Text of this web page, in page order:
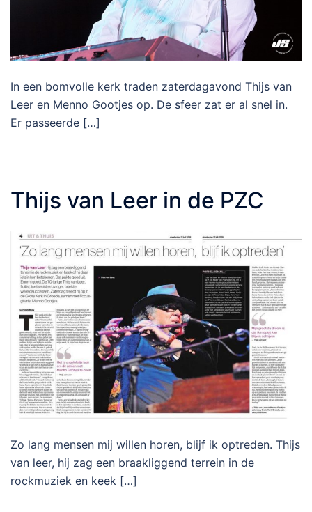
In een bomvolle kerk traden zaterdagavond Thijs van
Leer en Menno Gootjes op. De sfeer zat er al snel in.
Er passeerde […]
Thijs van Leer in de PZC
Zo lang mensen mij willen horen, blijf ik optreden. Thijs
van leer, hij zag een braakliggend terrein in de
rockmuziek en keek […]